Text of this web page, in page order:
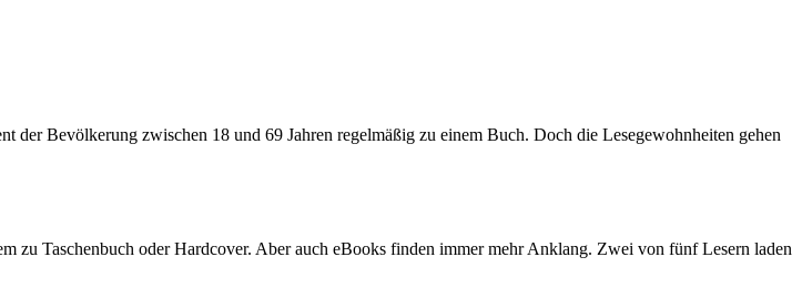
der Bevölkerung zwischen 18 und 69 Jahren regelmäßig zu einem Buch. Doch die Lesegewohnheiten gehen
zu Taschenbuch oder Hardcover. Aber auch eBooks finden immer mehr Anklang. Zwei von fünf Lesern laden